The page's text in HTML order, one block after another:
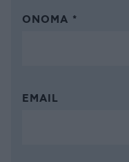
ΌΝΟΜΑ *
EMAIL